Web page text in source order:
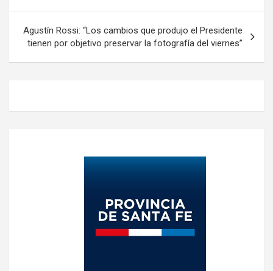
entradas
Agustín Rossi: “Los cambios que produjo el Presidente
tienen por objetivo preservar la fotografía del viernes”